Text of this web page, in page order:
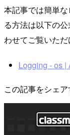
本記事では簡単
る方法は以下の
わせてご覧いただ
Logging - os
この記事をシェア